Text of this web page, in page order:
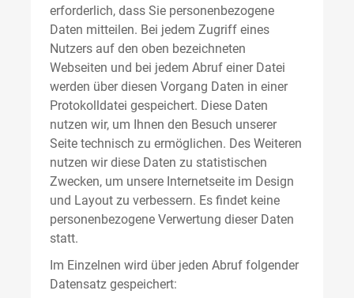
erforderlich, dass Sie personenbezogene
Daten mitteilen. Bei jedem Zugriff eines
Nutzers auf den oben bezeichneten
Webseiten und bei jedem Abruf einer Datei
werden über diesen Vorgang Daten in einer
Protokolldatei gespeichert. Diese Daten
nutzen wir, um Ihnen den Besuch unserer
Seite technisch zu ermöglichen. Des Weiteren
nutzen wir diese Daten zu statistischen
Zwecken, um unsere Internetseite im Design
und Layout zu verbessern. Es findet keine
personenbezogene Verwertung dieser Daten
statt.
Im Einzelnen wird über jeden Abruf folgender
Datensatz gespeichert: